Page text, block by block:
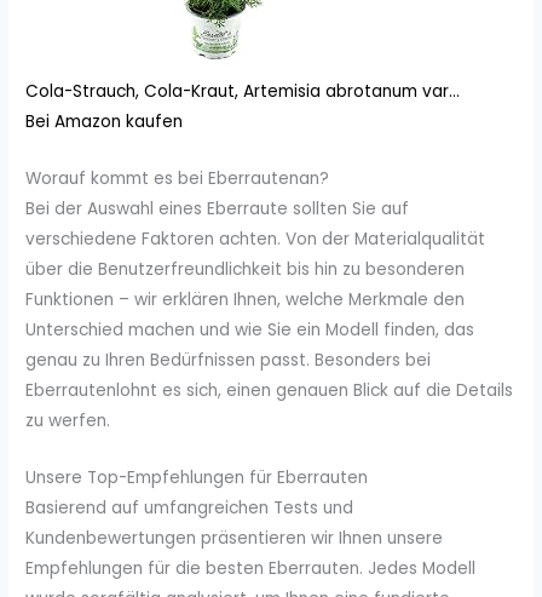
Cola-Strauch, Cola-Kraut, Artemisia abrotanum var...
Bei Amazon kaufen
Worauf kommt es bei Eberrautenan?
Bei der Auswahl eines Eberraute sollten Sie auf
verschiedene Faktoren achten. Von der Materialqualität
über die Benutzerfreundlichkeit bis hin zu besonderen
Funktionen – wir erklären Ihnen, welche Merkmale den
Unterschied machen und wie Sie ein Modell finden, das
genau zu Ihren Bedürfnissen passt. Besonders bei
Eberrautenlohnt es sich, einen genauen Blick auf die Details
zu werfen.
Unsere Top-Empfehlungen für Eberrauten
Basierend auf umfangreichen Tests und
Kundenbewertungen präsentieren wir Ihnen unsere
Empfehlungen für die besten Eberrauten. Jedes Modell